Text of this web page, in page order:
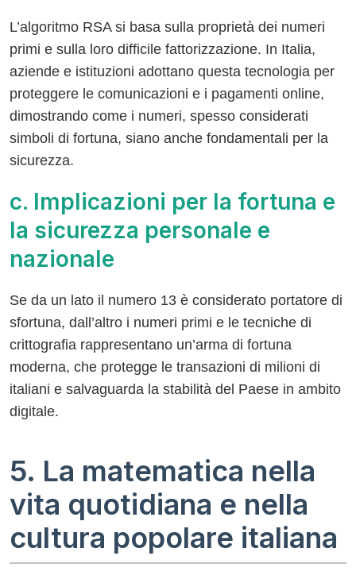
L’algoritmo RSA si basa sulla proprietà dei numeri
primi e sulla loro difficile fattorizzazione. In Italia,
aziende e istituzioni adottano questa tecnologia per
proteggere le comunicazioni e i pagamenti online,
dimostrando come i numeri, spesso considerati
simboli di fortuna, siano anche fondamentali per la
sicurezza.
c. Implicazioni per la fortuna e
la sicurezza personale e
nazionale
Se da un lato il numero 13 è considerato portatore di
sfortuna, dall’altro i numeri primi e le tecniche di
crittografia rappresentano un’arma di fortuna
moderna, che protegge le transazioni di milioni di
italiani e salvaguarda la stabilità del Paese in ambito
digitale.
5. La matematica nella
vita quotidiana e nella
cultura popolare italiana